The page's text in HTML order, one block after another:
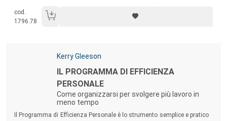
cod.
1796.78
Autori:
Kerry Gleeson
Titolo:
IL PROGRAMMA DI EFFICIENZA
PERSONALE
Come organizzarsi per svolgere più lavoro in
meno tempo
Sommario:
Il Programma di Efficienza Personale è lo strumento semplice e pratico